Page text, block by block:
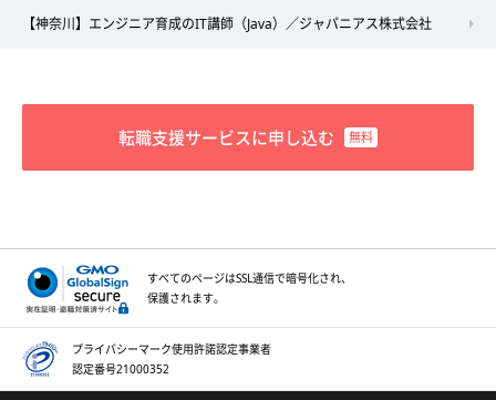
【神奈川】エンジニア育成のIT講師（Java）／ジャパニアス株式会社
転職支援サービスに申し込む
すべてのページはSSL通信で暗号化され、
保護されます。
プライバシーマーク使用許諾認定事業者
認定番号21000352